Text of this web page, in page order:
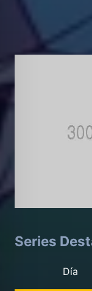
Series
Día